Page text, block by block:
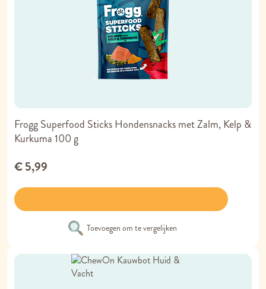
Frogg Superfood Sticks Hondensnacks met Zalm, Kelp &
Kurkuma 100 g
€ 5,99
Toevoegen om te vergelijken